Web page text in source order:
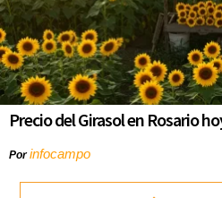
Precio del Girasol en Rosario
Porinfocampo